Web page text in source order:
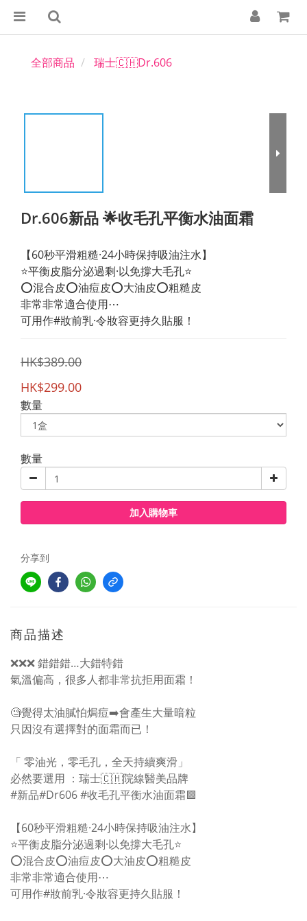
全部商品 瑞士🇨🇭Dr.606
Dr.606新品 🌟收毛孔平衡水油面霜
【60秒平滑粗糙·24小時保持吸油注水】
⭐️平衡皮脂分泌過剩·以免撐大毛孔⭐️
⭕️混合皮⭕️油痘皮⭕️大油皮⭕️粗糙皮
非常非常適合使用⋯
可用作#妝前乳·令妝容更持久貼服！
HK$389.00
HK$299.00
數量
數量
加入購物車
分享到
商品描述
❌❌❌ 錯錯錯…大錯特錯
氣溫偏高，很多人都非常抗拒用面霜！
🧐覺得太油膩怕焗痘➡️會產生大量暗粒
只因沒有選擇對的面霜而已！
「 零油光，零毛孔，全天持續爽滑」
必然要選用 ：瑞士🇨🇭院線醫美品牌
#新品#Dr606 #收毛孔平衡水油面霜🟩
【60秒平滑粗糙·24小時保持吸油注水】
⭐️平衡皮脂分泌過剩·以免撐大毛孔⭐️
⭕️混合皮⭕️油痘皮⭕️大油皮⭕️粗糙皮
非常非常適合使用⋯
可用作#妝前乳·令妝容更持久貼服！